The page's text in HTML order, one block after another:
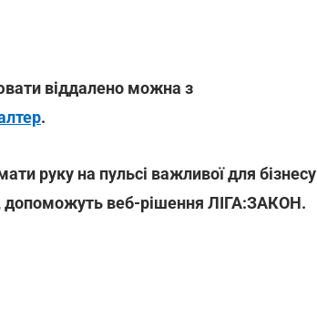
віддалено можна з
.
руку на пульсі важливої для бізнесу
допоможуть веб-рішення ЛІГА:ЗАКОН.